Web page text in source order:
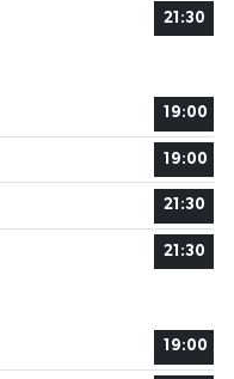
21:30
19:00
19:00
21:30
21:30
19:00